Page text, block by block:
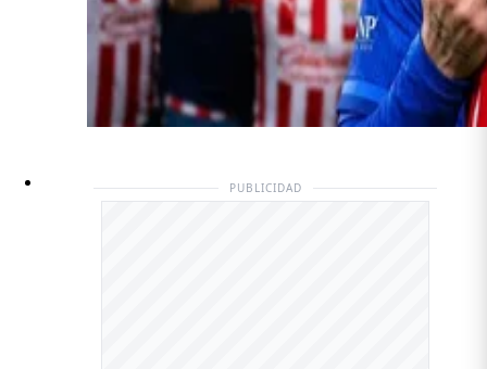
PUBLICIDAD